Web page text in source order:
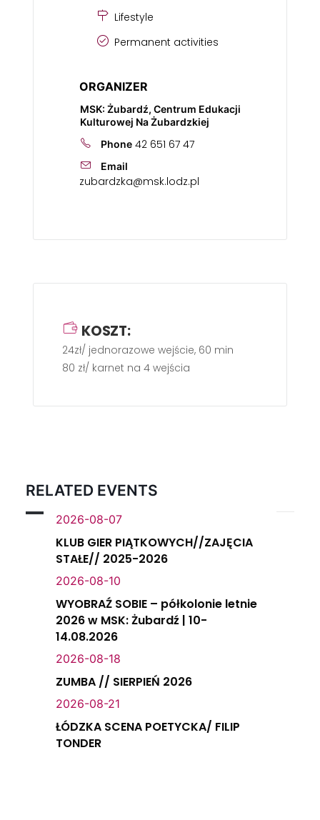
Lifestyle
Permanent activities
ORGANIZER
MSK: Żubardź, Centrum Edukacji
Kulturowej Na Żubardzkiej
Phone 42 651 67 47
Email
zubardzka@msk.lodz.pl
KOSZT:
24zł/ jednorazowe wejście, 60 min
80 zł/ karnet na 4 wejścia
RELATED EVENTS
2026-08-07
KLUB GIER PIĄTKOWYCH//ZAJĘCIA
STAŁE// 2025-2026
2026-08-10
WYOBRAŹ SOBIE – półkolonie letnie
2026 w MSK: Żubardź | 10-
14.08.2026
2026-08-18
ZUMBA // SIERPIEŃ 2026
2026-08-21
ŁÓDZKA SCENA POETYCKA/ FILIP
TONDER